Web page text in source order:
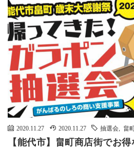
2020.11.27 2020.11.27 抽選会 畠
【能代市】畠町商店街でお